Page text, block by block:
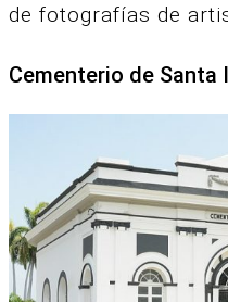
de fotografías de
Cementerio de Santa